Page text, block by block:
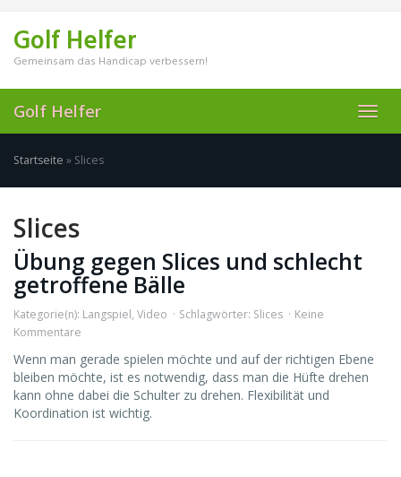
main
content
Golf Helfer
Gemeinsam das Handicap verbessern!
Golf Helfer
Startseite » Slices
Slices
Übung gegen Slices und schlecht
getroffene Bälle
Kategorie(n): Langspiel, Video Schlagwörter: Slices
Keine
Kommentare
Wenn man gerade spielen möchte und auf der richtigen Ebene
bleiben möchte, ist es notwendig, dass man die Hüfte drehen
kann ohne dabei die Schulter zu drehen. Flexibilität und
Koordination ist wichtig.